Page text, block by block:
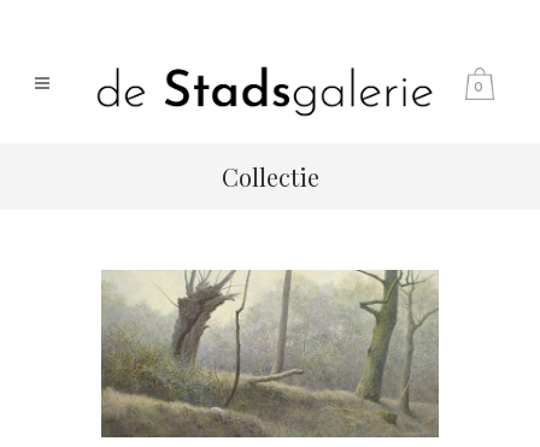
0
Collectie